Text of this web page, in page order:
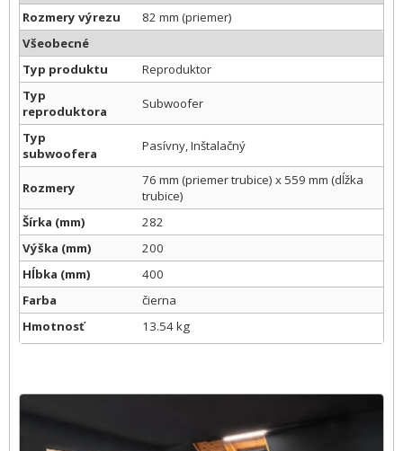
Rozmery výrezu
82 mm (priemer)
Všeobecné
Typ produktu
Reproduktor
Typ
reproduktora
Subwoofer
Typ
subwoofera
Pasívny, Inštalačný
Rozmery
76 mm (priemer trubice) x 559 mm (dĺžka
trubice)
Šírka (mm)
282
Výška (mm)
200
Hĺbka (mm)
400
Farba
čierna
Hmotnosť
13.54 kg